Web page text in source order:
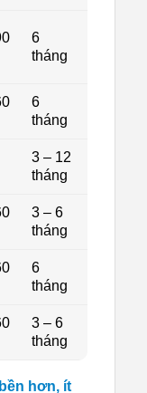
6
tháng
6
tháng
3 – 12
tháng
3 – 6
tháng
6
tháng
3 – 6
tháng
hơn, ít